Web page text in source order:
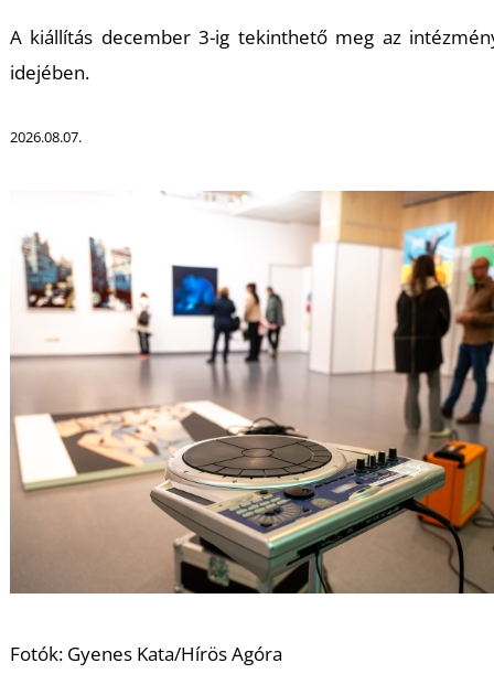
Fotók: Gyenes Kata/Hírös Agóra
A kiállítás december 3-ig tekinthető meg az
idejében.
2026.08.07.